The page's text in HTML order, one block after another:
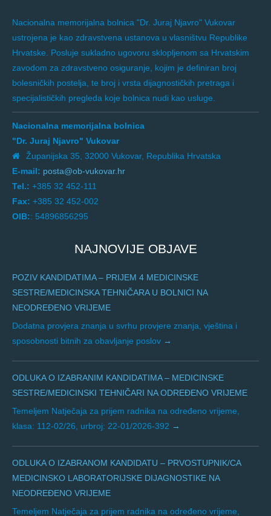
Nacionalna memorijalna bolnica "Dr. Juraj Njavro" Vukovar
ustrojena je kao zdravstvena ustanova u vlasništvu Republike
Hrvatske. Posluje sukladno ugovoru sklopljenom sa Hrvatskim
zavodom za zdravstveno osiguranje, kojim je definiran broj
bolesničkih postelja, te broj i vrsta dijagnostičkih pretraga i
specijalističkih pregleda koje bolnica nudi kao usluge.
Nacionalna memorijalna bolnica
"Dr. Juraj Njavro" Vukovar
Županijska 35, 32000 Vukovar, Republika Hrvatska
E-mail: posta@ob-vukovar.hr
Tel.: +385 32 452-111
Fax: +385 32 452-002
OIB:: 54896856295
NAJNOVIJE OBJAVE
POZIV KANDIDATIMA – PRIJEM 4 MEDICINSKE
SESTRE/MEDICINSKA TEHNIČARA U BOLNICI NA
NEODREĐENO VRIJEME
Dodatna provjera znanja u svrhu provjere znanja, vještina i
sposobnosti bitnih za obavljanje poslov
ODLUKA O IZABRANIM KANDIDATIMA – MEDICINSKE
SESTRE/MEDICINSKI TEHNIČARI NA ODREĐENO VRIJEME
Temeljem Natječaja za prijem radnika na određeno vrijeme,
klasa: 112-02/26, urbroj: 22-01/2026-392
ODLUKA O IZABRANOM KANDIDATU – PRVOSTUPNIK/CA
MEDICINSKO LABORATORIJSKE DIJAGNOSTIKE NA
NEODREĐENO VRIJEME
Temeljem Natječaja za prijem radnika na određeno vrijeme,